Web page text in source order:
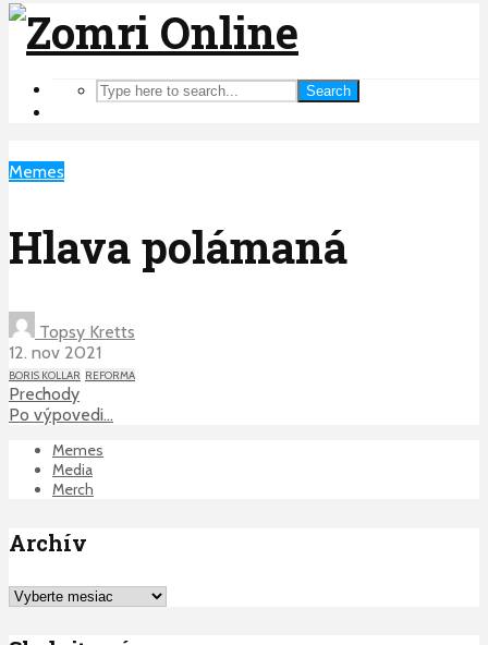
Search
Memes
Hlava polámaná
Topsy Kretts
12. nov 2021
BORIS KOLLAR REFORMA
Prechody
Po výpovedi…
Memes
Media
Merch
Archív
Archív